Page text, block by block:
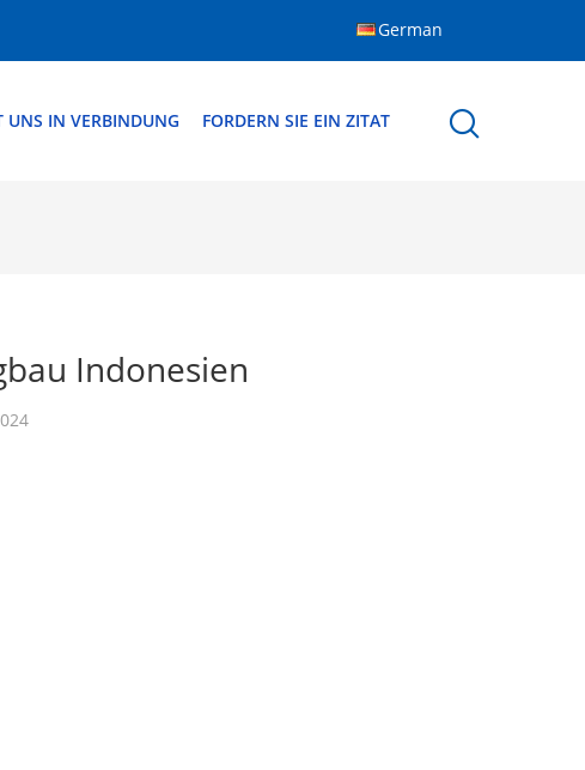
German
UNS IN VERBINDUNG FORDERN SIE EIN ZITAT
Indonesien